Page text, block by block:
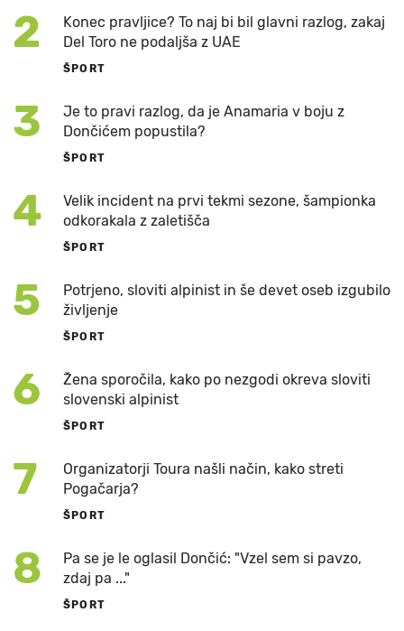
2
Konec pravljice? To naj bi bil glavni razlog, zakaj
Del Toro ne podaljša z UAE
ŠPORT
3
Je to pravi razlog, da je Anamaria v boju z
Dončićem popustila?
ŠPORT
4
Velik incident na prvi tekmi sezone, šampionka
odkorakala z zaletišča
ŠPORT
5
Potrjeno, sloviti alpinist in še devet oseb izgubilo
življenje
ŠPORT
6
Žena sporočila, kako po nezgodi okreva sloviti
slovenski alpinist
ŠPORT
7
Organizatorji Toura našli način, kako streti
Pogačarja?
ŠPORT
8
Pa se je le oglasil Dončić: "Vzel sem si pavzo,
zdaj pa ..."
ŠPORT